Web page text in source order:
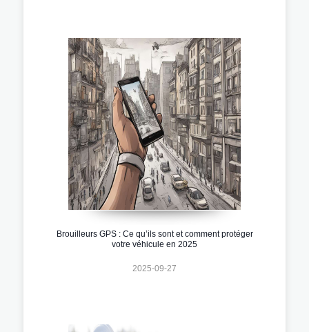
Brouilleurs GPS : Ce qu’ils sont et comment protéger
votre véhicule en 2025
2025-09-27